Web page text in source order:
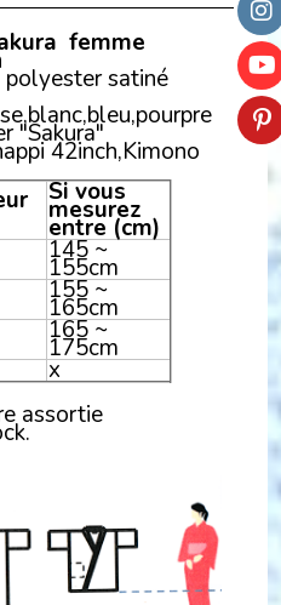
femme
satiné
"Sakura"
42inch,Kimono
Si vous
mesurez
entre (cm)
145 ~
155cm
155 ~
165cm
165 ~
175cm
x
assortie